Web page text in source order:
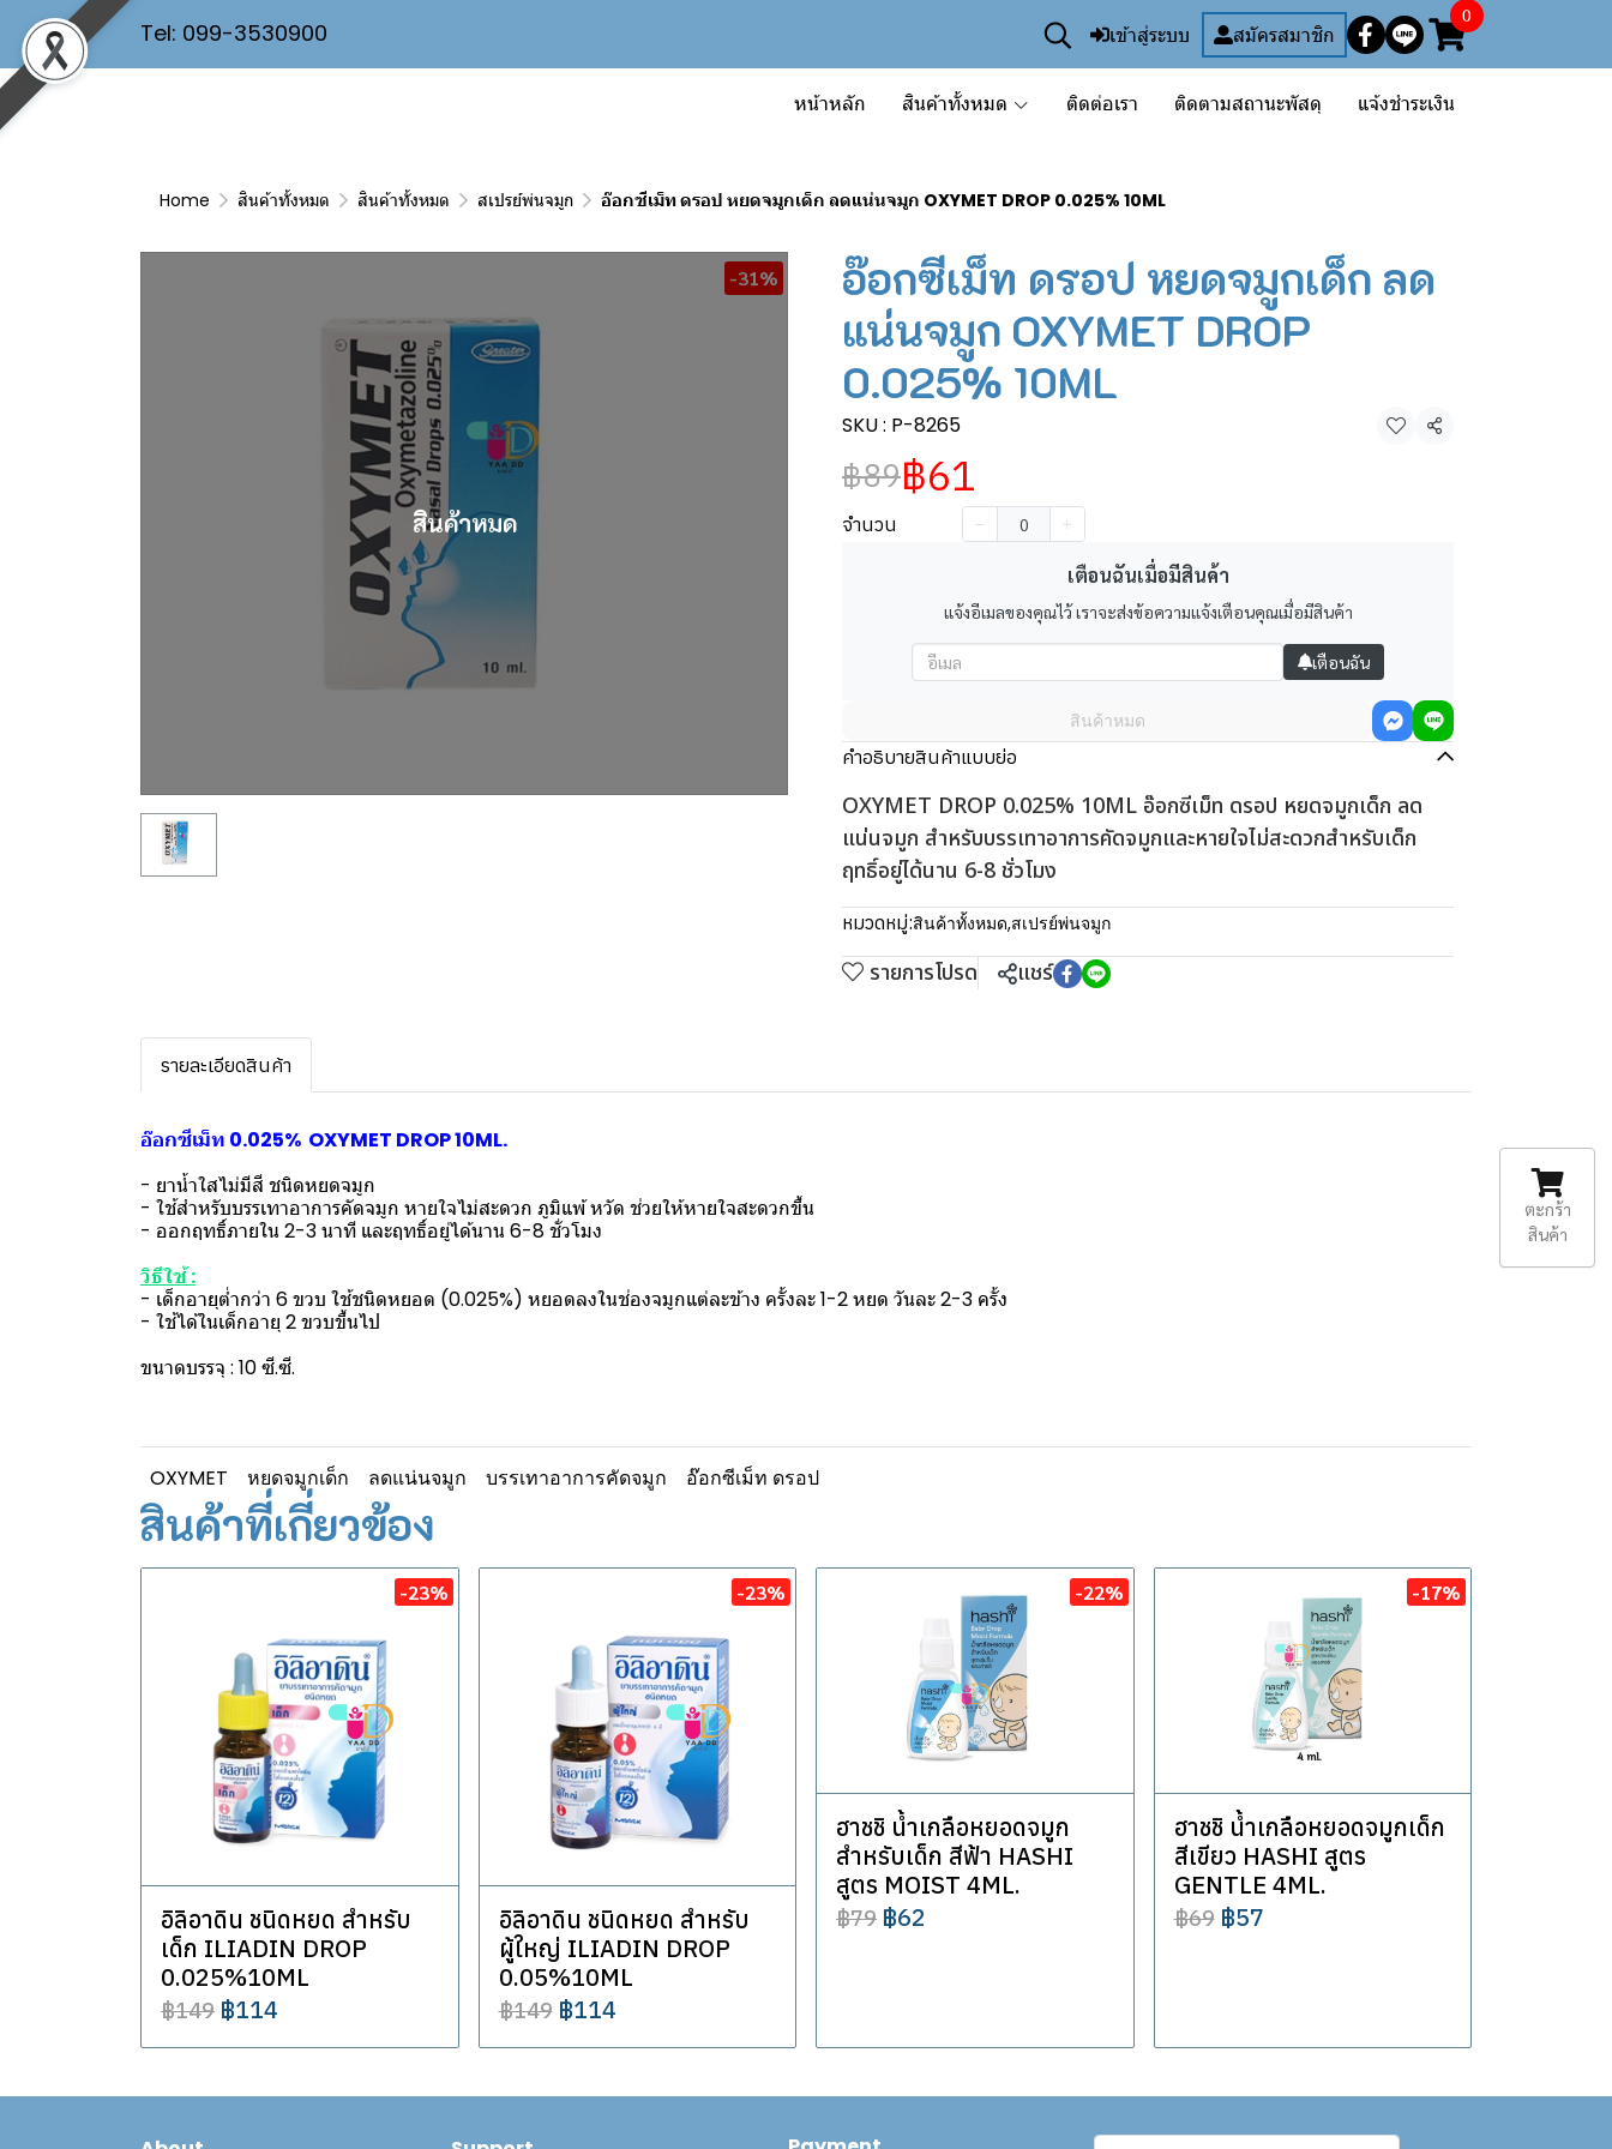
Tel: 099-3530900 เข้าสู่ระบบ สมัครสมาชิก
0
หน้าหลัก สินค้าทั้งหมด ติดต่อเรา ติดตามสถานะพัสดุ แจ้งชำระเงิน
Home สินค้าทั้งหมด สินค้าทั้งหมด สเปรย์พ่นจมูก อ๊อกซีเม็ท ดรอป หยดจมูกเด็ก ลดแน่นจมูก OXYMET DROP 0.025% 10ML
-31%
สินค้าหมด
อ๊อกซีเม็ท ดรอป หยดจมูกเด็ก ลด
แน่นจมูก OXYMET DROP
0.025% 10ML
SKU : P-8265 แชร์
฿89฿61
จำนวน
เตือนฉันเมื่อมีสินค้า
แจ้งอีเมลของคุณไว้ เราจะส่งข้อความแจ้งเตือนคุณเมื่อมีสินค้า
เตือนฉัน
สินค้าหมด
คำอธิบายสินค้าแบบย่อ
OXYMET DROP 0.025% 10ML อ๊อกซีเม็ท ดรอป หยดจมูกเด็ก ลด
แน่นจมูก สำหรับบรรเทาอาการคัดจมูกและหายใจไม่สะดวกสำหรับเด็ก
ฤทธิ์อยู่ได้นาน 6-8 ชั่วโมง
หมวดหมู่:สินค้าทั้งหมด,สเปรย์พ่นจมูก
รายการโปรด แชร์
รายละเอียดสินค้า
อ๊อกซีเม็ท 0.025% OXYMET DROP 10ML.
- ยาน้ำใสไม่มีสี ชนิดหยดจมูก
- ใช้สำหรับบรรเทาอาการคัดจมูก หายใจไม่สะดวก ภูมิแพ้ หวัด ช่วยให้หายใจสะดวกขึ้น
- ออกฤทธิ์ภายใน 2-3 นาที และฤทธิ์อยู่ได้นาน 6-8 ชั่วโมง
วิธีใช้ :
- เด็กอายุต่ำกว่า 6 ขวบ ใช้ชนิดหยอด (0.025%) หยอดลงในช่องจมูกแต่ละข้าง ครั้งละ 1-2 หยด วันละ 2-3 ครั้ง
- ใช้ได้ในเด็กอายุ 2 ขวบขึ้นไป
ขนาดบรรจุ : 10 ซี.ซี.
OXYMET หยดจมูกเด็ก ลดแน่นจมูก บรรเทาอาการคัดจมูก อ๊อกซีเม็ท ดรอป
สินค้าที่เกี่ยวข้อง
-23%
อิลิอาดิน ชนิดหยด สำหรับ
เด็ก ILIADIN DROP
0.025%10ML
฿149 ฿114
-23%
อิลิอาดิน ชนิดหยด สำหรับ
ผู้ใหญ่ ILIADIN DROP
0.05%10ML
฿149 ฿114
-22%
ฮาชชิ น้ำเกลือหยอดจมูก
สำหรับเด็ก สีฟ้า HASHI
สูตร MOIST 4ML.
฿79 ฿62
-17%
ฮาชชิ น้ำเกลือหยอดจมูกเด็ก
สีเขียว HASHI สูตร
GENTLE 4ML.
฿69 ฿57
ตะกร้า
สินค้า